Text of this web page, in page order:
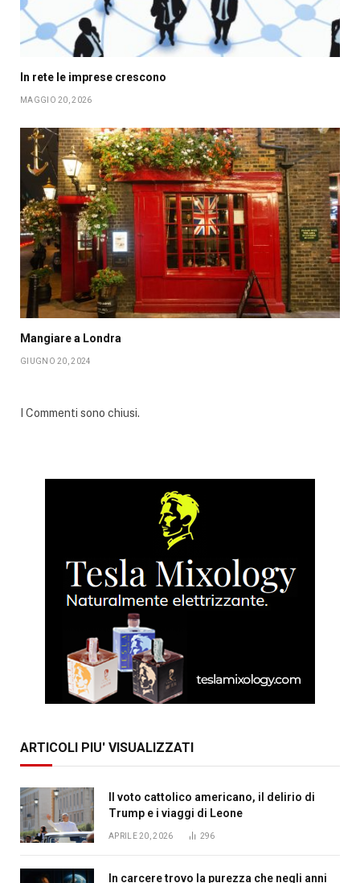
In rete le imprese crescono
MAGGIO 20, 2026
Mangiare a Londra
GIUGNO 20, 2024
I Commenti sono chiusi.
ARTICOLI PIU' VISUALIZZATI
Il voto cattolico americano, il delirio di
Trump e i viaggi di Leone
APRILE 20, 2026 296
In carcere trovo la purezza che negli anni